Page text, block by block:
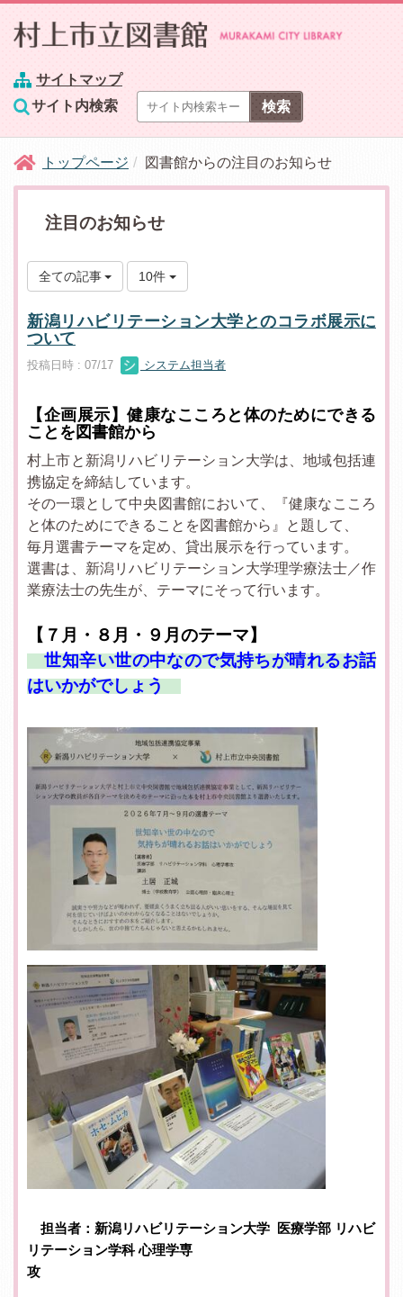
サイトマップ
サイト内検索
トップページ 図書館からの注目のお知らせ
注目のお知らせ
全ての記事 10件
新潟リハビリテーション大学とのコラボ展示に
ついて
投稿日時 : 07/17 システム担当者
【企画展示】健康なこころと体のためにできる
ことを図書館から
村上市と新潟リハビリテーション大学は、地域包括連
携協定を締結しています。
その一環として中央図書館において、『健康なこころ
と体のためにできることを図書館から』と題して、
毎月選書テーマを定め、貸出展示を行っています。
選書は、新潟リハビリテーション大学理学療法士／作
業療法士の先生が、テーマにそって行います。
【７ 月・８月・９月のテーマ】
世知辛い世の中なので気持ちが晴れるお話
はいかがでしょう
担当者：新潟リハビリテーション大学 医療学部 リハビ
リテーション学科 心理学専
攻